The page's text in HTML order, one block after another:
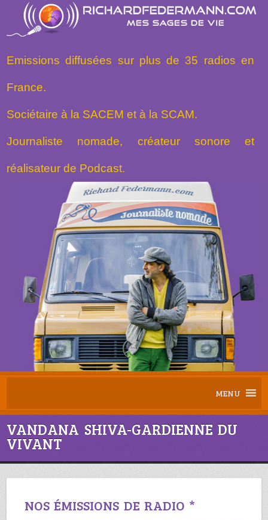
Emissions diffusées sur plus de 35 radios en
France.
Sociétaire à la SACEM et à la SCAM.
Journaliste nomade, créateur sonore et
réalisateur de Podcast.
MENU
VANDANA SHIVA-GARDIENNE DU
VIVANT
NOS ÉMISSIONS DE RADIO *